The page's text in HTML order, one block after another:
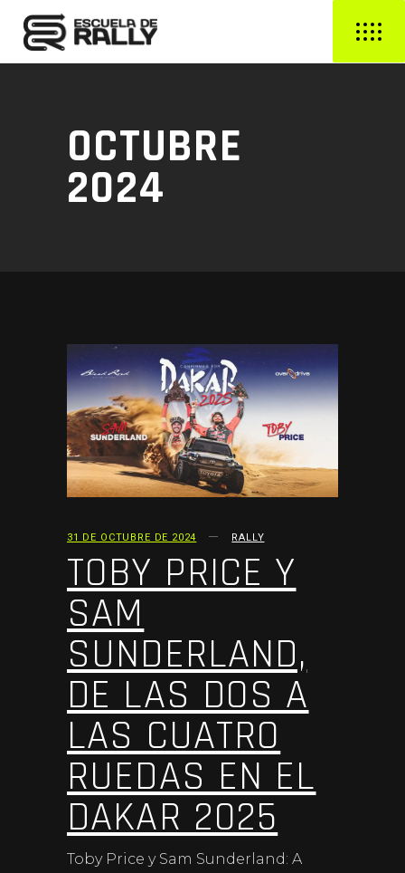
OCTUBRE
2024
31 DE OCTUBRE DE 2024 RALLY
TOBY PRICE Y
SAM
SUNDERLAND,
DE LAS DOS A
LAS CUATRO
RUEDAS EN EL
DAKAR 2025
Toby Price y Sam Sunderland: A